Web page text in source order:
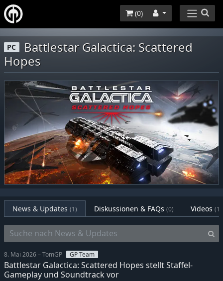
(0)
PC
Battlestar Galactica: Scattered
Hopes
News & Updates (1) Diskussionen & FAQs (0) Videos (1)
8. Mai 2026 – TomGP GP Team
Battlestar Galactica: Scattered Hopes stellt Staffel-
Gameplay und Soundtrack vor